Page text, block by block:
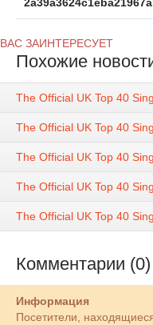
ВАС ЗАИНТЕРЕСУЕТ
Похожие
The Official UK Top 40
The Official UK Top 40
The Official UK Top 40
The Official UK Top 40
The Official UK Top 40
Комментарии (0)
Информация
Посетители,